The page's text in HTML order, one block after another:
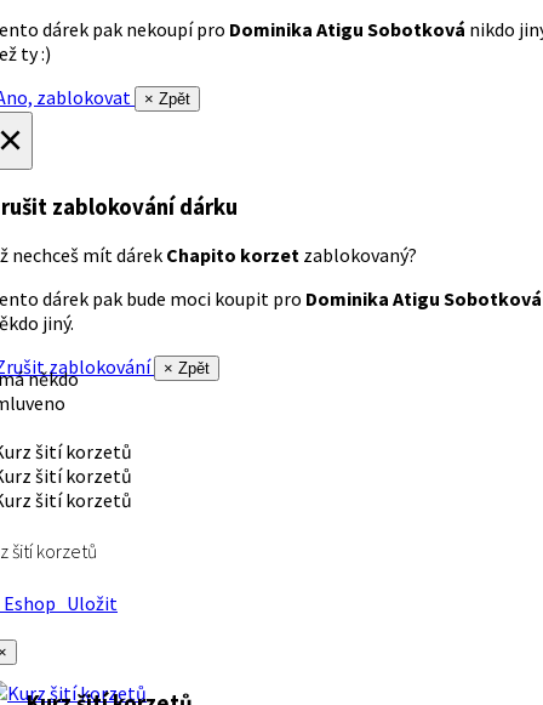
dárek pak nekoupí pro Dominika Atigu Sobotková nikdo
ty :)
zablokovat
× Zpět
zablokování dárku
nechceš mít dárek Chapito korzet zablokovaný?
dárek pak bude moci koupit pro Dominika Atigu Sobotková
jiný.
zablokování
× Zpět
někdo
šití korzetů
Uložit